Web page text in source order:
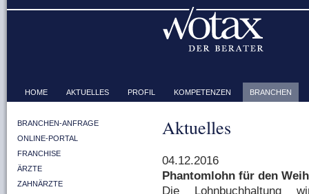
HOME AKTUELLES PROFIL KOMPETENZEN BRANCHEN
BRANCHEN-ANFRAGE
ONLINE-PORTAL
FRANCHISE
ÄRZTE
ZAHNÄRZTE
Aktuelles
04.12.2016
Phantomlohn für den
Die Lohnbuchhaltung